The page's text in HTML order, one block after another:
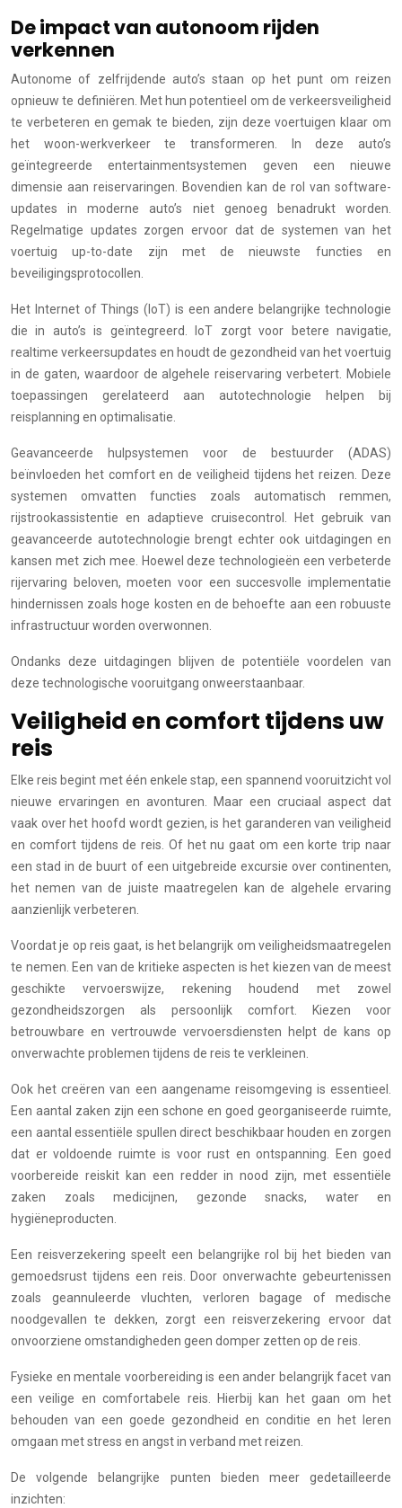
De impact van autonoom rijden
verkennen
Autonome of zelfrijdende auto’s staan op het punt om reizen
opnieuw te definiëren. Met hun potentieel om de verkeersveiligheid
te verbeteren en gemak te bieden, zijn deze voertuigen klaar om
het woon-werkverkeer te transformeren. In deze auto’s
geïntegreerde entertainmentsystemen geven een nieuwe
dimensie aan reiservaringen. Bovendien kan de rol van software-
updates in moderne auto’s niet genoeg benadrukt worden.
Regelmatige updates zorgen ervoor dat de systemen van het
voertuig up-to-date zijn met de nieuwste functies en
beveiligingsprotocollen.
Het Internet of Things (IoT) is een andere belangrijke technologie
die in auto’s is geïntegreerd. IoT zorgt voor betere navigatie,
realtime verkeersupdates en houdt de gezondheid van het voertuig
in de gaten, waardoor de algehele reiservaring verbetert. Mobiele
toepassingen gerelateerd aan autotechnologie helpen bij
reisplanning en optimalisatie.
Geavanceerde hulpsystemen voor de bestuurder (ADAS)
beïnvloeden het comfort en de veiligheid tijdens het reizen. Deze
systemen omvatten functies zoals automatisch remmen,
rijstrookassistentie en adaptieve cruisecontrol. Het gebruik van
geavanceerde autotechnologie brengt echter ook uitdagingen en
kansen met zich mee. Hoewel deze technologieën een verbeterde
rijervaring beloven, moeten voor een succesvolle implementatie
hindernissen zoals hoge kosten en de behoefte aan een robuuste
infrastructuur worden overwonnen.
Ondanks deze uitdagingen blijven de potentiële voordelen van
deze technologische vooruitgang onweerstaanbaar.
Veiligheid en comfort tijdens uw
reis
Elke reis begint met één enkele stap, een spannend vooruitzicht vol
nieuwe ervaringen en avonturen. Maar een cruciaal aspect dat
vaak over het hoofd wordt gezien, is het garanderen van veiligheid
en comfort tijdens de reis. Of het nu gaat om een korte trip naar
een stad in de buurt of een uitgebreide excursie over continenten,
het nemen van de juiste maatregelen kan de algehele ervaring
aanzienlijk verbeteren.
Voordat je op reis gaat, is het belangrijk om veiligheidsmaatregelen
te nemen. Een van de kritieke aspecten is het kiezen van de meest
geschikte vervoerswijze, rekening houdend met zowel
gezondheidszorgen als persoonlijk comfort. Kiezen voor
betrouwbare en vertrouwde vervoersdiensten helpt de kans op
onverwachte problemen tijdens de reis te verkleinen.
Ook het creëren van een aangename reisomgeving is essentieel.
Een aantal zaken zijn een schone en goed georganiseerde ruimte,
een aantal essentiële spullen direct beschikbaar houden en zorgen
dat er voldoende ruimte is voor rust en ontspanning. Een goed
voorbereide reiskit kan een redder in nood zijn, met essentiële
zaken zoals medicijnen, gezonde snacks, water en
hygiëneproducten.
Een reisverzekering speelt een belangrijke rol bij het bieden van
gemoedsrust tijdens een reis. Door onverwachte gebeurtenissen
zoals geannuleerde vluchten, verloren bagage of medische
noodgevallen te dekken, zorgt een reisverzekering ervoor dat
onvoorziene omstandigheden geen domper zetten op de reis.
Fysieke en mentale voorbereiding is een ander belangrijk facet van
een veilige en comfortabele reis. Hierbij kan het gaan om het
behouden van een goede gezondheid en conditie en het leren
omgaan met stress en angst in verband met reizen.
De volgende belangrijke punten bieden meer gedetailleerde
inzichten: